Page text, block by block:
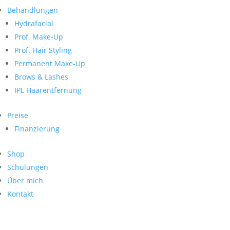
Behandlungen
Hydrafacial
Prof. Make-Up
Prof. Hair Styling
Permanent Make-Up
Brows & Lashes
IPL Haarentfernung
Preise
Finanzierung
Shop
Schulungen
Über mich
Kontakt
nach:
Neueste Kommentare
Archiv
Kategorien
Keine Kategorien
Meta
Anmelden
Feed der Einträge
WordPress.org
Search
nach:
Archive
Kontakt
Impressum
Datenschutz